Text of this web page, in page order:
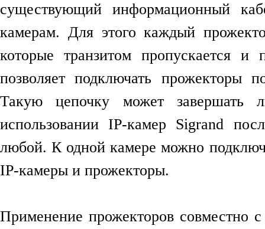
существующий информационный
камерам. Для этого каждый
которые транзитом пропускается
позволяет подключать прожекторы
Такую цепочку может
использовании IP-камер Sigrand
любой. К одной камере можно
IP-камеры и прожекторы.
Применение прожекторов совместно